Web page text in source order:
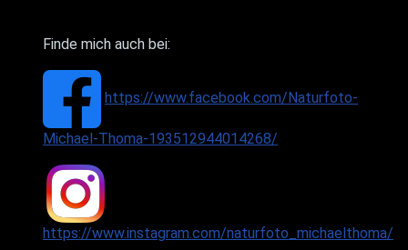
Finde mich auch bei:
https://www.facebook.com/Naturfoto-
Michael-Thoma-193512944014268/
https://www.instagram.com/naturfoto_michaelthoma/